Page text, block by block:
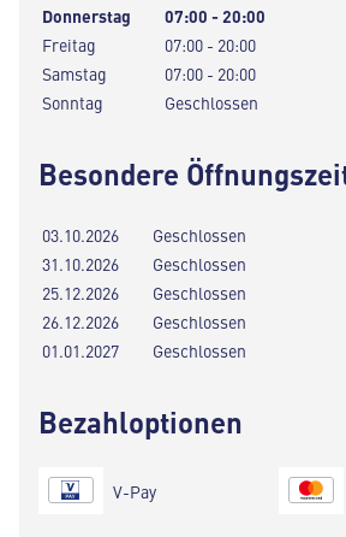
Donnerstag
07:00 - 20:00
Freitag
07:00 - 20:00
Samstag
07:00 - 20:00
Sonntag
Geschlossen
Besondere
03.10.2026
Geschlossen
31.10.2026
Geschlossen
25.12.2026
Geschlossen
26.12.2026
Geschlossen
01.01.2027
Geschlossen
Bezahloptionen
V-Pay